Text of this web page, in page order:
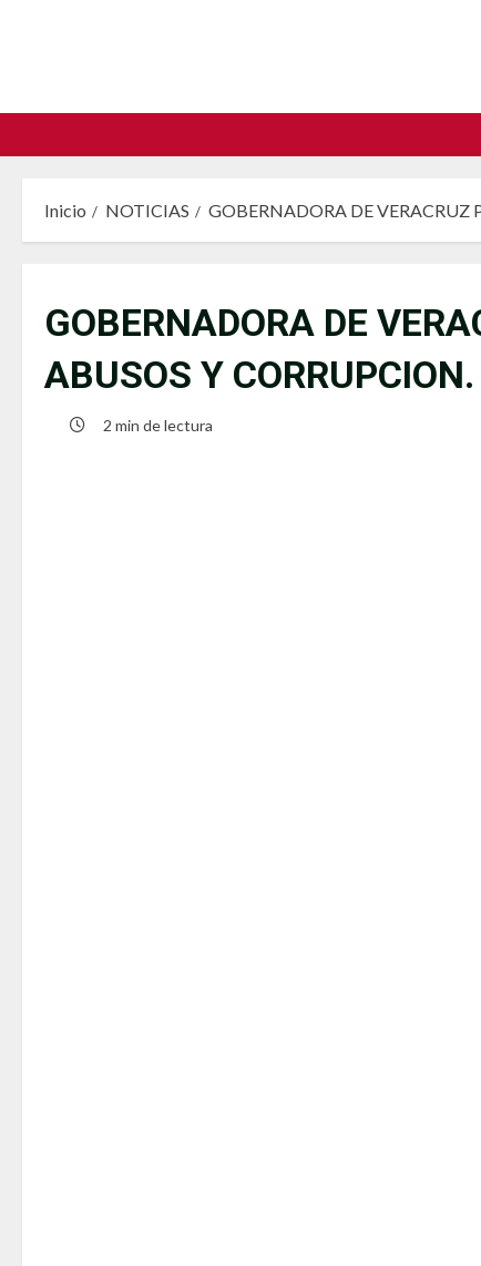
Inicio NOTICIAS GOBERNADORA DE VERACRUZ
GOBERNADORA DE
ABUSOS Y CORRUPCION.
2 min de lectura